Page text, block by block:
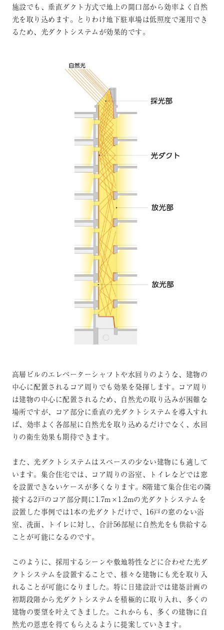
施設でも、垂直ダクト方式で地上の開口部から効率よく自然
光を取り込めます。とりわけ地下駐車場は低照度で運用でき
るため、光ダクトシステムが効果的です。
高層ビルのエレベーターシャフトや水回りのような、建物の
中心に配置されるコア周りでも効果を発揮します。コア周り
は建物の中心に配置されるため、自然光の取り込みが困難な
場所ですが、コア部分に垂直の光ダクトシステムを導入すれ
ば、効率よく各部屋に自然光を取り込めるだけでなく、水回
りの衛生効果も期待できます。
また、光ダクトシステムはスペースの少ない建物にも適して
います。集合住宅では、コア周りの浴室、トイレなどでは窓
を設置できないケースが多くなります。8階建て集合住宅の隣
接する2戸のコア部分間に1.7m×1.2mの光ダクトシステムを
設置した事例では1本の光ダクトだけで、16戸の窓のない浴
室、洗面、トイレに対し、合計56部屋に自然光をも供給する
ことが可能になるのです。
このように、採用するシーンや敷地特性などに合わせた光ダ
クトシステムを設置することで、様々な建物にも光を取り入
れることが可能になりました。特に日建設計では建築計画の
初期段階から光ダクトシステムを積極的に取り入れ、多くの
建物の要望を叶えてきました。これからも、多くの建物に自
然光の恩恵を得てもらえるように提案していきます。